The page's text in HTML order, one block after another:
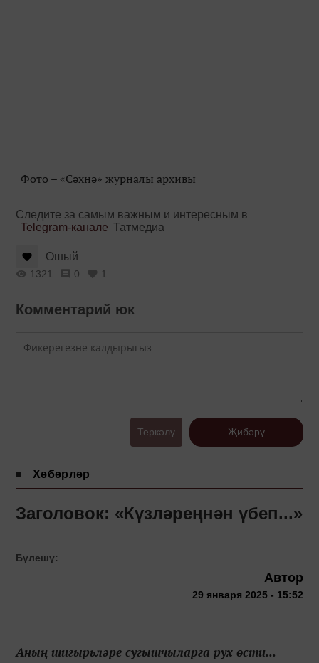
Фото – «Сәхнә» журналы архивы
Следите за самым важным и интересным в
Telegram-канале Татмедиа
Ошый
1321 0 1
Комментарий юк
Теркәлү Җибәрү
Хәбәрләр
Заголовок: «Күзләреңнән үбеп...»
Бүлешү:
Автор
29 января 2025 - 15:52
Аның шигырьләре сугышчыларга рух өсти...